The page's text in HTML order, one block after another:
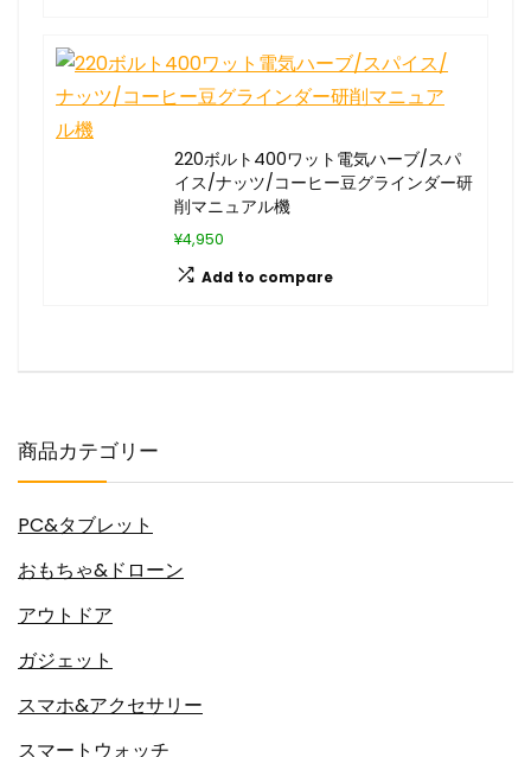
220ボルト400ワット電気ハーブ/スパ
イス/ナッツ/コーヒー豆グラインダー研
削マニュアル機
¥4,950
Add to compare
商品カテゴリー
PC&タブレット
おもちゃ&ドローン
アウトドア
ガジェット
スマホ&アクセサリー
スマートウォッチ